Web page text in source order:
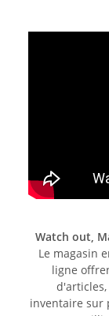
Watch out,
Le magasin
ligne
inventaire sur